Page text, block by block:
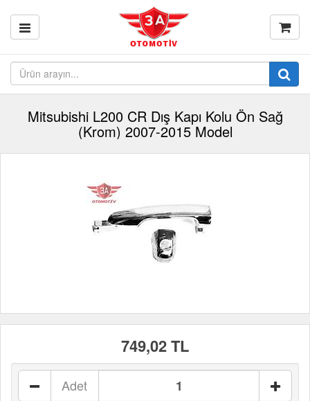
Mitsubishi L200 CR Dış Kapı Kolu Ön Sağ
(Krom) 2007-2015 Model
749,02 TL
Adet